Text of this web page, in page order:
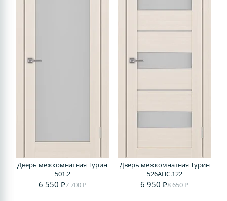
Дверь межкомнатная Турин
501.2
6 550 ₽7 700 ₽
Дверь межкомнатная Турин
526АПС.122
6 950 ₽8 650 ₽